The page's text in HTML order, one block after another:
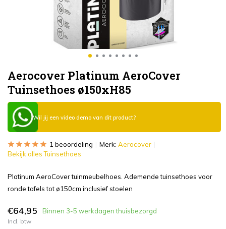
Aerocover Platinum AeroCover
Tuinsethoes ø150xH85
Wil jij een video demo van dit product?
1 beoordeling Merk: Aerocover
Bekijk alles Tuinsethoes
Platinum AeroCover tuinmeubelhoes. Ademende tuinsethoes voor
ronde tafels tot ø150cm inclusief stoelen
€64,95 Binnen 3-5 werkdagen thuisbezorgd
Incl. btw